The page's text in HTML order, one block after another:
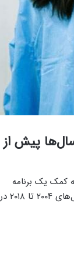
پیش از
کمک یک برنامه
هوش مصنوعی تجاری به تجزیه و تحلیل ماموگرافی‌های ۱۱۶ هزار و ۴۹۵ زن پرداختند که بین سال‌های ۲۰۰۴ تا ۲۰۱۸ در